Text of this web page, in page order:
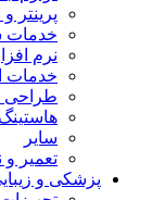
پرینتر
خدمات
نرم
خدمات
طراحی
سایر
تعمیر و
پزشکی و